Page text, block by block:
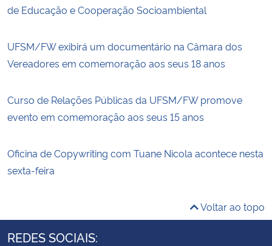
de Educação e Cooperação Socioambiental
UFSM/FW exibirá um documentário na Câmara dos
Vereadores em comemoração aos seus 18 anos
Curso de Relações Públicas da UFSM/FW promove
evento em comemoração aos seus 15 anos
Oficina de Copywriting com Tuane Nicola acontece nesta
sexta-feira
Voltar ao topo
REDES SOCIAIS: